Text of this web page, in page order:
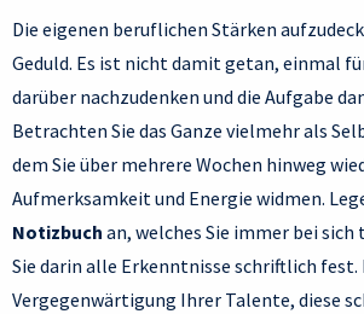
Die eigenen beruflichen Stärken
Geduld. Es ist nicht damit getan, einmal
darüber nachzudenken und die Aufgabe
Betrachten Sie das Ganze vielmehr als
dem Sie über mehrere Wochen hinweg
Aufmerksamkeit und Energie widmen.
Notizbuch an, welches Sie immer bei
Sie darin alle Erkenntnisse schriftlich fest.
Vergegenwärtigung Ihrer Talente, diese